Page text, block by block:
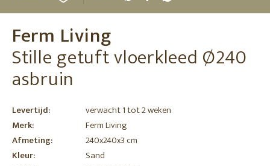
Ferm Living
Stille getuft vloerkleed Ø240
asbruin
Levertijd:
verwacht 1 tot 2 weken
Merk:
Ferm Living
Afmeting:
240x240x3 cm
Kleur:
Sand